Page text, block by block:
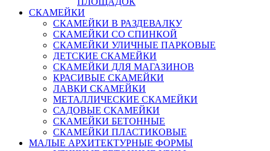
СКАМЕЙКИ
СКАМЕЙКИ В РАЗДЕВАЛКУ
СКАМЕЙКИ СО СПИНКОЙ
СКАМЕЙКИ УЛИЧНЫЕ ПАРКОВЫЕ
ДЕТСКИЕ СКАМЕЙКИ
СКАМЕЙКИ ДЛЯ МАГАЗИНОВ
КРАСИВЫЕ СКАМЕЙКИ
ЛАВКИ СКАМЕЙКИ
МЕТАЛЛИЧЕСКИЕ СКАМЕЙКИ
САДОВЫЕ СКАМЕЙКИ
СКАМЕЙКИ БЕТОННЫЕ
СКАМЕЙКИ ПЛАСТИКОВЫЕ
МАЛЫЕ АРХИТЕКТУРНЫЕ ФОРМЫ